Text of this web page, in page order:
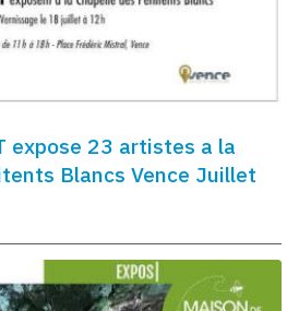
expose 23 artistes a la
Blancs Vence Juillet